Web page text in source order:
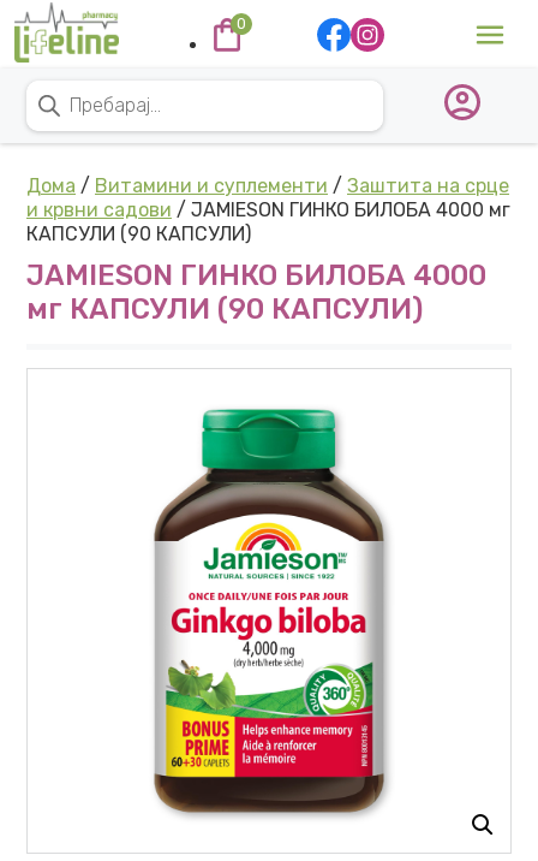
Skip to content
Main Navigation
0
Дома / Витамини и суплементи / Заштита на срце
и крвни садови / JAMIESON ГИНКО БИЛОБА 4000 мг
КАПСУЛИ (90 КАПСУЛИ)
JAMIESON ГИНКО БИЛОБА 4000
мг КАПСУЛИ (90 КАПСУЛИ)